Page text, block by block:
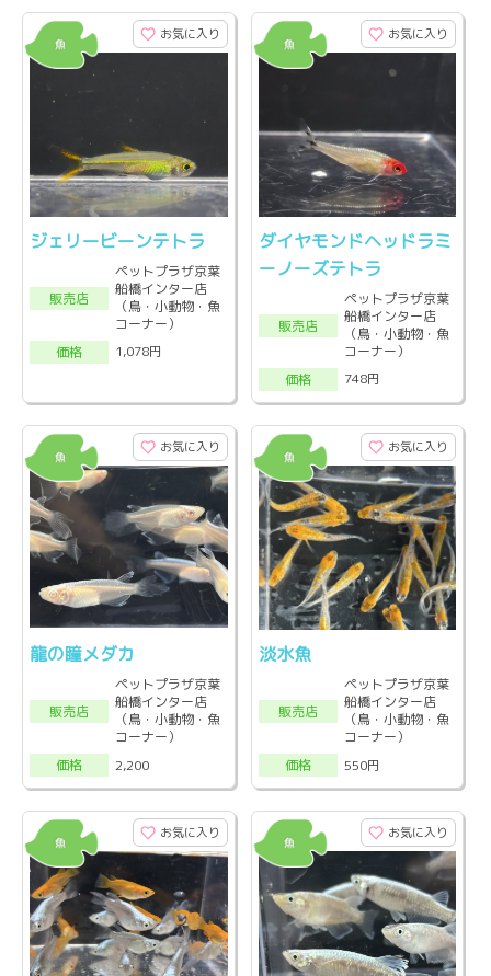
お気に入り
ジェリービーンテトラ
販売店
ペットプラザ京葉
船橋インター店
（鳥・小動物・魚
コーナー）
価格
1,078円
お気に入り
ダイヤモンドヘッドラミ
ーノーズテトラ
販売店
ペットプラザ京葉
船橋インター店
（鳥・小動物・魚
コーナー）
価格
748円
お気に入り
龍の瞳メダカ
販売店
ペットプラザ京葉
船橋インター店
（鳥・小動物・魚
コーナー）
価格
2,200
お気に入り
淡水魚
販売店
ペットプラザ京葉
船橋インター店
（鳥・小動物・魚
コーナー）
価格
550円
お気に入り お気に入り